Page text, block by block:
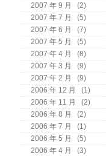
2007 年 9 月
(2)
2007 年 7 月
(5)
2007 年 6 月
(7)
2007 年 5 月
(5)
2007 年 4 月
(8)
2007 年 3 月
(9)
2007 年 2 月
(9)
2006 年 12 月
(1)
2006 年 11 月
(2)
2006 年 8 月
(2)
2006 年 7 月
(1)
2006 年 5 月
(5)
2006 年 4 月
(3)